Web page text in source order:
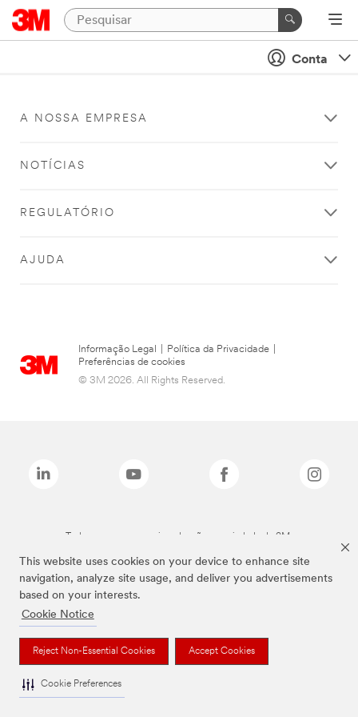
This website uses cookies on your device to enhance site
navigation, analyze site usage, and deliver you advertisements
based on your interests.
Cookie Notice
Reject Non-Essential Cookies Accept Cookies
Cookie Preferences
Conta
A NOSSA EMPRESA
NOTÍCIAS
REGULATÓRIO
AJUDA
Informação Legal Política da Privacidade
Preferências de cookies
© 3M 2026. All Rights Reserved.
Todas as marcas mencionadas são propriedade da 3M.